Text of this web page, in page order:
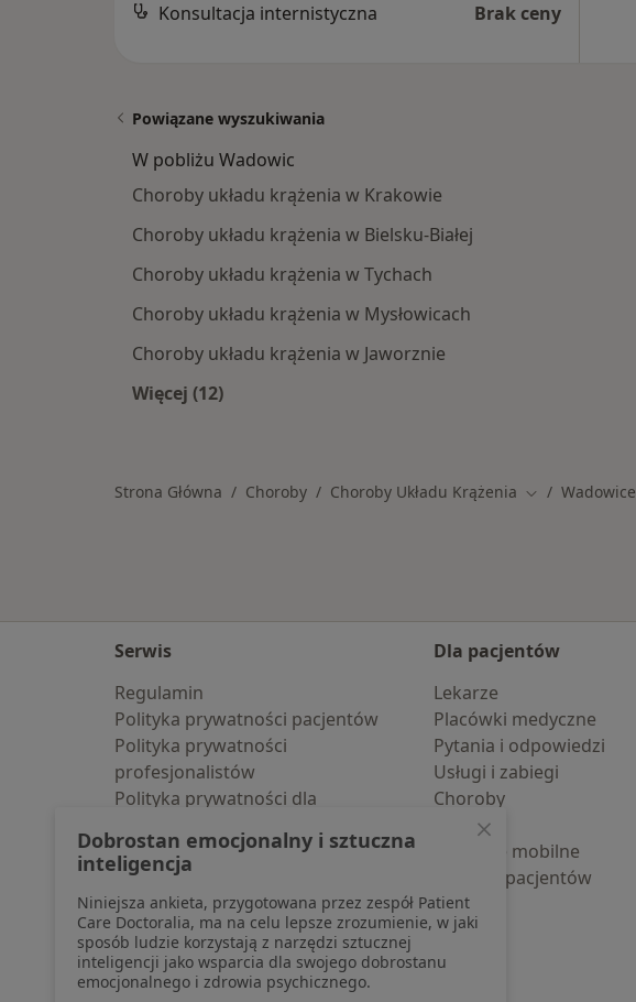
Konsultacja internistyczna Brak ceny
Powiązane wyszukiwania
W pobliżu Wadowic
Choroby układu krążenia w Krakowie
Choroby układu krążenia w Bielsku-Białej
Choroby układu krążenia w Tychach
Choroby układu krążenia w Mysłowicach
Choroby układu krążenia w Jaworznie
Więcej (12)
Strona Główna Choroby Choroby Układu Krążenia Zmień miasto
Wadowice
Serwis
Regulamin
Polityka prywatności pacjentów
Polityka prywatności
profesjonalistów
Polityka prywatności dla
pozyskaliśmy samodzielnie
Polityka cookies
Jak działają wyniki wyszukiwania
Dostępność
O nas
Praca Rekrutujemy!
Dla pacjentów
Lekarze
Placówki medyczne
Pytania i odpowiedzi
Usługi i zabiegi
Choroby
Pomoc
Aplikacje mobilne
Blog dla pacjentów
Dobrostan emocjonalny i sztuczna
inteligencja
Niniejsza ankieta, przygotowana przez zespół Patient
Care Doctoralia, ma na celu lepsze zrozumienie, w jaki
sposób ludzie korzystają z narzędzi sztucznej
inteligencji jako wsparcia dla swojego dobrostanu
emocjonalnego i zdrowia psychicznego.